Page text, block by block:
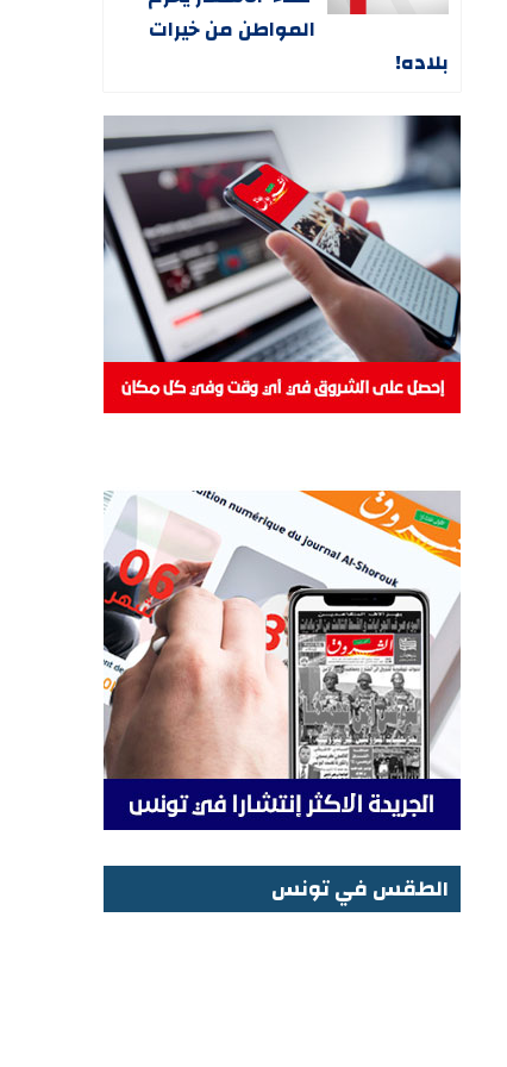
المواطن من خيرات
بلاده!
الطقس في تونس